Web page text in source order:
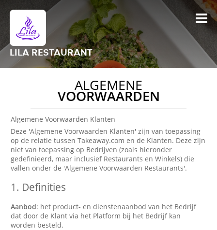
LILA RESTAURANT
ALGEMENE
VOORWAARDEN
Algemene Voorwaarden Klanten
Deze 'Algemene Voorwaarden Klanten' zijn van toepassing
op de relatie tussen Takeaway.com en de Klanten. Deze zijn
niet van toepassing op Bedrijven (zoals hieronder
gedefinieerd, maar inclusief Restaurants en Winkels) die
vallen onder de 'Algemene Voorwaarden Restaurants'.
1. Definities
Aanbod: het product- en dienstenaanbod van het Bedrijf
dat door de Klant via het Platform bij het Bedrijf kan
worden besteld.